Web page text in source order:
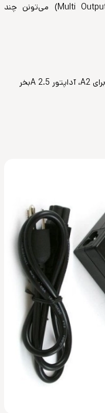
(Multi می‌تونن چند
2
A، آداپتور 2.5 Aبخر